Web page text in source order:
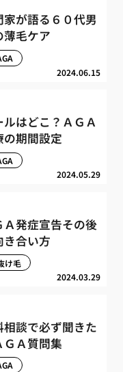
家が語る６０代男
薄毛ケア
2024.06.15
ルはどこ？ＡＧＡ
の期間設定
2024.05.29
Ａ発症宣告その後
き合い方
2024.03.29
け毛
相談で必ず聞きた
ＧＡ質問集